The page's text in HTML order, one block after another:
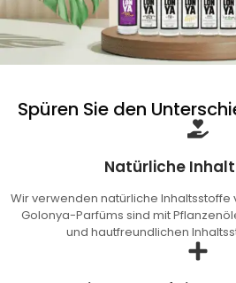
Spüren Sie den
Natürliche
Wir verwenden natürliche Inhaltsstoffe
Golonya-Parfüms sind mit
und hautfreundlichen